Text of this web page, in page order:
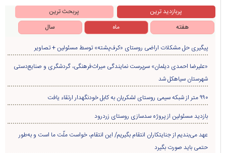
پربازدید ترین
پربحث ترین
هفته
ماه سال
پیگیری حل مشکلات اراضی روستای «کرف‌پشته» توسط مسئولین + تصاویر
«علیرضا احمدی دیلمان» سرپرست نمایندگی میراث‌فرهنگی، گردشگری و صنایع‌دستی
شهرستان سیاهکل شد
۹۹۰ متر از شبکه سیمی روستای لشکریان به کابل خودنگهدار ارتقاء یافت
بازدید مسئولین از پروژه سدسازی روستای زردرود
عهد می‌بندیم از جنایتکاران انتقام بگیریم/ این انتقام، خواست ملّت ما است و به‌طور
حتمی باید صورت بگیرد